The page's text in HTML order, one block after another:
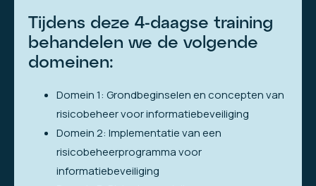
Tijdens deze 4-daagse training
behandelen we de volgende
domeinen:
Domein 1: Grondbeginselen en concepten van
risicobeheer voor informatiebeveiliging
Domein 2: Implementatie van een
risicobeheerprogramma voor
informatiebeveiliging